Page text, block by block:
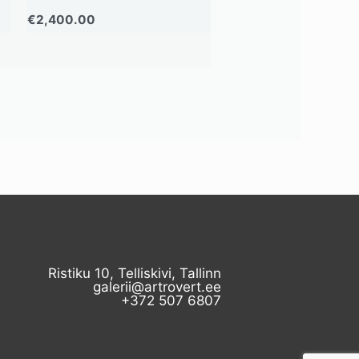
€2,400.00
Ristiku 10, Telliskivi, Tallinn
galerii@artrovert.ee
+372 507 6807​